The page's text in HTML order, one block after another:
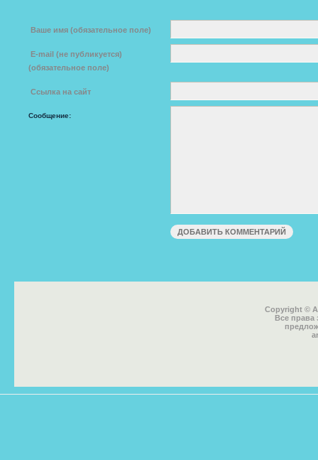
Ваше имя (обязательное поле)
E-mail (не публикуется)
(обязательное поле)
Ссылка на сайт
Сообщение:
Copyright ©
Все